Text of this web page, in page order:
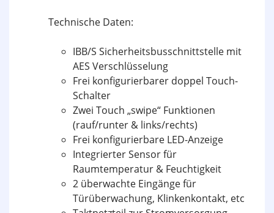
Technische Daten:
IBB/S Sicherheitsbusschnittstelle mit
AES Verschlüsselung
Frei konfigurierbarer doppel Touch-
Schalter
Zwei Touch „swipe“ Funktionen
(rauf/runter & links/rechts)
Frei konfigurierbare LED-Anzeige
Integrierter Sensor für
Raumtemperatur & Feuchtigkeit
2 überwachte Eingänge für
Türüberwachung, Klinkenkontakt, etc